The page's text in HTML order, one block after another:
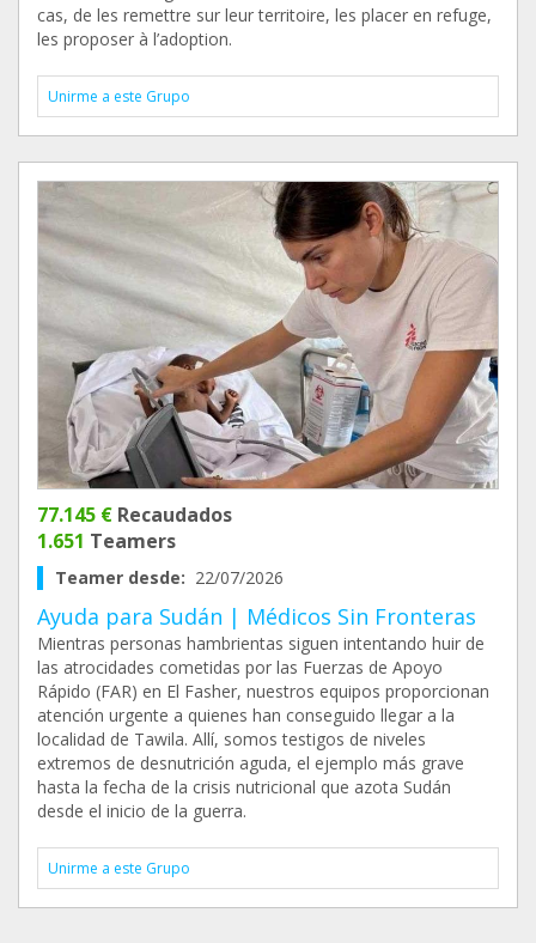
cas, de les remettre sur leur territoire, les placer en refuge,
les proposer à l’adoption.
Unirme a este Grupo
77.145 € Recaudados
1.651 Teamers
Teamer desde: 22/07/2026
Ayuda para Sudán | Médicos Sin Fronteras
Mientras personas hambrientas siguen intentando huir de
las atrocidades cometidas por las Fuerzas de Apoyo
Rápido (FAR) en El Fasher, nuestros equipos proporcionan
atención urgente a quienes han conseguido llegar a la
localidad de Tawila. Allí, somos testigos de niveles
extremos de desnutrición aguda, el ejemplo más grave
hasta la fecha de la crisis nutricional que azota Sudán
desde el inicio de la guerra.
Unirme a este Grupo